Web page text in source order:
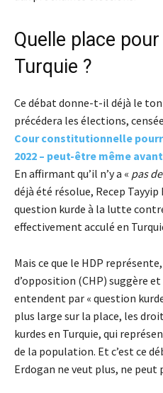
Quelle place
Turquie ?
Ce débat donne-t-il déjà le
précédera les élections,
Cour constitutionnelle
2022 – peut-être même
En affirmant qu’il n’y a « pas
déjà été résolue, Recep
question kurde à la lutte
effectivement acculé en
Mais ce que le HDP
d’opposition (CHP) suggère et
entendent par « question
plus large sur la place, les
kurdes en Turquie, qui
de la population. Et c’est ce
Erdogan ne veut plus, ne peut